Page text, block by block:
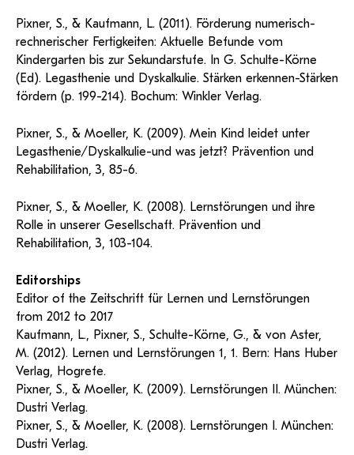
Pixner, S., & Kaufmann, L. (2011). Förderung numerisch-
rechnerischer Fertigkeiten: Aktuelle Befunde vom
Kindergarten bis zur Sekundarstufe. In G. Schulte-Körne
(Ed). Legasthenie und Dyskalkulie. Stärken erkennen-Stärken
fördern (p. 199-214). Bochum: Winkler Verlag.
Pixner, S., & Moeller, K. (2009). Mein Kind leidet unter
Legasthenie/Dyskalkulie-und was jetzt? Prävention und
Rehabilitation, 3, 85-6.
Pixner, S., & Moeller, K. (2008). Lernstörungen und ihre
Rolle in unserer Gesellschaft. Prävention und
Rehabilitation, 3, 103-104.
Editorships
Editor of the Zeitschrift für Lernen und Lernstörungen
from 2012 to 2017
Kaufmann, L., Pixner, S., Schulte-Körne, G., & von Aster,
M. (2012). Lernen und Lernstörungen 1, 1. Bern: Hans Huber
Verlag, Hogrefe.
Pixner, S., & Moeller, K. (2009). Lernstörungen II. München:
Dustri Verlag.
Pixner, S., & Moeller, K. (2008). Lernstörungen I. München:
Dustri Verlag.